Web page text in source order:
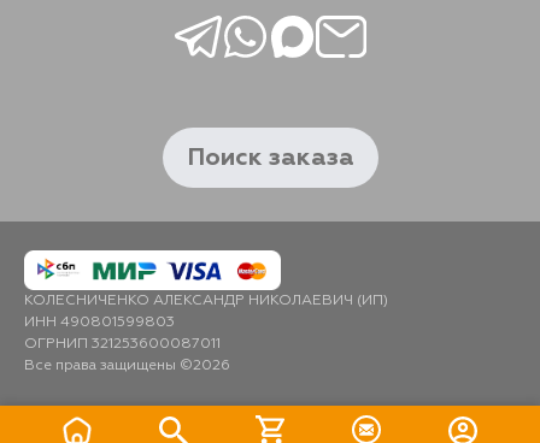
Поиск заказа
КОЛЕСНИЧЕНКО АЛЕКСАНДР НИКОЛАЕВИЧ (ИП)
ИНН 490801599803
ОГРНИП 321253600087011
Все права защищены ©2026